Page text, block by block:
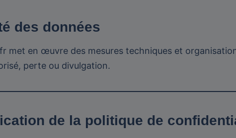
des données
met en œuvre des mesures techniques et
perte ou divulgation.
de la politique de